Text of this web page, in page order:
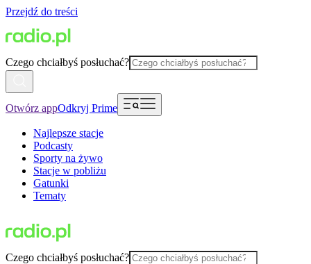
Przejdź do treści
Czego chciałbyś posłuchać?
Otwórz appOdkryj Prime
Najlepsze stacje
Podcasty
Sporty na żywo
Stacje w pobliżu
Gatunki
Tematy
Czego chciałbyś posłuchać?